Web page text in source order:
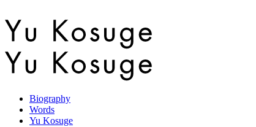
Biography
Words
Yu Kosuge